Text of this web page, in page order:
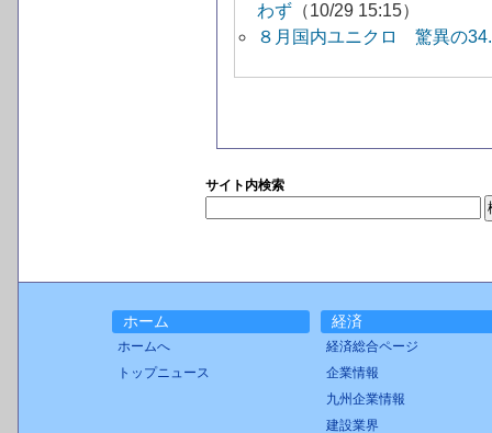
わず （10/29 15:15）
８月国内ユニクロ 驚異の
サイト内検索
ホーム
ホームへ
トップニュース
経済
経済総合ページ
企業情報
九州企業情報
建設業界